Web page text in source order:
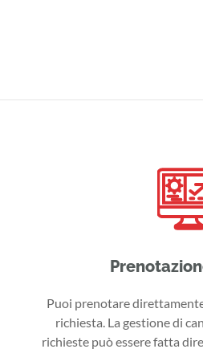
Puoi prenotare
richiesta. La gestione di
richieste può essere fatta